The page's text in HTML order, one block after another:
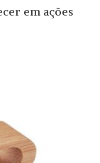
em ações